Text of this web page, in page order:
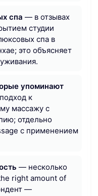
спа — в отзывах
студии
спа в
это объясняет
упоминают
к
массажу с
отдельно
с применением
— несколько
right amount of
—